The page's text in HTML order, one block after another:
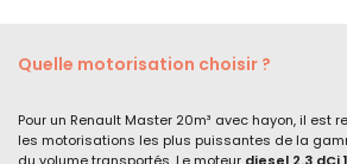
Quelle motorisation choisir ?
Pour un Renault Master 20m³ avec hayon, il est
les motorisations les plus puissantes de la